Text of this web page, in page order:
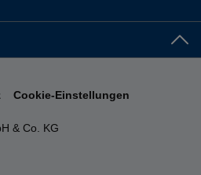
& Co. KG
Cookie-Einstellungen